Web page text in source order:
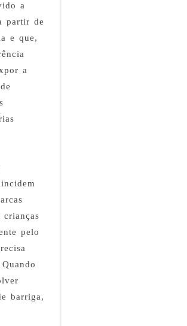
a
partir de
e que,
a
pelo
barriga,